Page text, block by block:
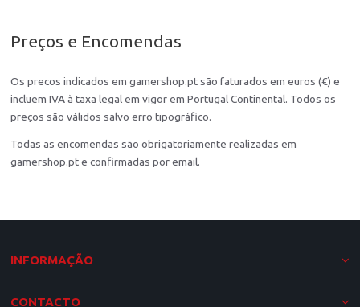
Preços e Encomendas
Os precos indicados em gamershop.pt são faturados em euros (€) e
incluem IVA à taxa legal em vigor em Portugal Continental. Todos os
preços são válidos salvo erro tipográfico.
Todas as encomendas são obrigatoriamente realizadas em
gamershop.pt e confirmadas por email.
INFORMAÇÃO
CONTACTO